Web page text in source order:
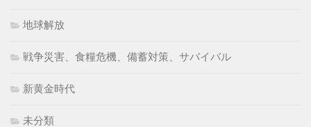
地球解放
戦争災害、食糧危機、備蓄対策、サバイバル
新黄金時代
未分類